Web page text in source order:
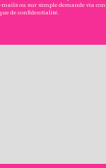
mails ou sur simple demande via
de confidentialité